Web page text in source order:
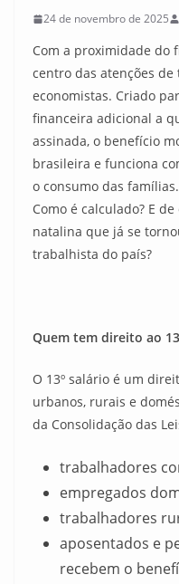
24 de novembro de 2025
Com a proximidade do
centro das atenções
economistas. Criado
financeira adicional a
assinada, o benefício
brasileira e funciona
o consumo das
Como é calculado? E
natalina que já se
trabalhista do país?
Quem tem direito ao
O 13º salário é um
urbanos, rurais e
da Consolidação das
trabalhadores
empregados
trabalhadores
aposentados e
recebem o